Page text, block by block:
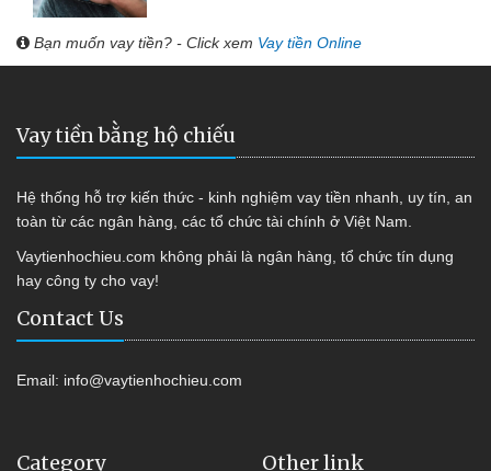
Bạn muốn vay tiền? - Click xem Vay tiền Online
Vay tiền bằng hộ chiếu
Hệ thống hỗ trợ kiến thức - kinh nghiệm vay tiền nhanh, uy tín, an
toàn từ các ngân hàng, các tổ chức tài chính ở Việt Nam.
Vaytienhochieu.com không phải là ngân hàng, tổ chức tín dụng
hay công ty cho vay!
Contact Us
Email: info@vaytienhochieu.com
Category Other link